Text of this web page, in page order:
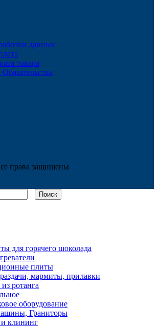
данных
товара
права защищены
Поиск
для горячего шоколада
плиты
мармиты, прилавки
ротанга
оборудование
Граниторы
клининг